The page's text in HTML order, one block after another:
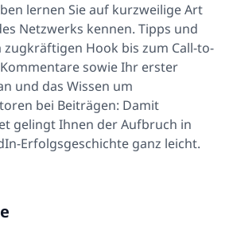
lernen Sie auf kurzweilige Art
Netzwerks kennen. Tipps und
zugkräftigen Hook bis zum Call-to-
sowie Ihr erster
und das Wissen um
bei Beiträgen: Damit
gelingt Ihnen der Aufbruch in
Erfolgsgeschichte ganz leicht.